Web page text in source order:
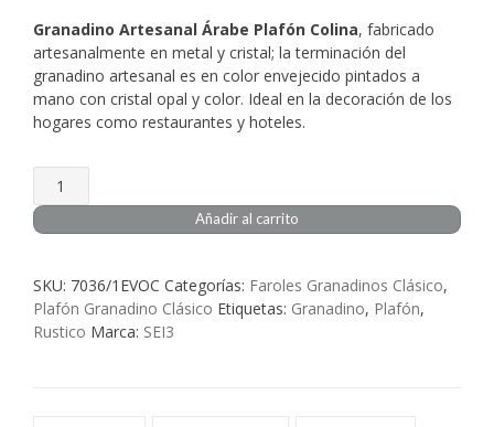
Granadino Artesanal Árabe Plafón Colina, fabricado
artesanalmente en metal y cristal; la terminación del
granadino artesanal es en color envejecido pintados a
mano con cristal opal y color. Ideal en la decoración de los
hogares como restaurantes y hoteles.
Plafón
Granadino
Artesanal
Añadir al carrito
SKU: 7036/1EVOC Categorías: Faroles Granadinos Clásico,
Plafón Granadino Clásico Etiquetas: Granadino, Plafón,
Rustico Marca: SEI3